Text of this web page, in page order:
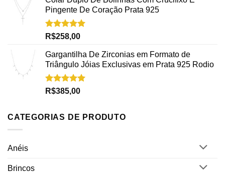
Pingente De Coração Prata 925
Avaliação
R$258,00
Gargantilha De Zirconias em Formato de
Triângulo Jóias Exclusivas em Prata 925 Rodio
Avaliação
R$385,00
CATEGORIAS DE PRODUTO
Anéis
Brincos